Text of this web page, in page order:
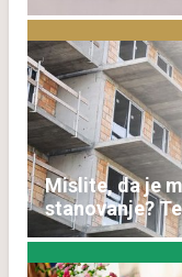
Mislite, da je
stanovanje?